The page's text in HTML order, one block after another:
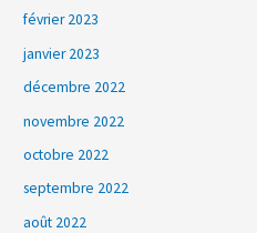
février 2023
janvier 2023
décembre 2022
novembre 2022
octobre 2022
septembre 2022
août 2022